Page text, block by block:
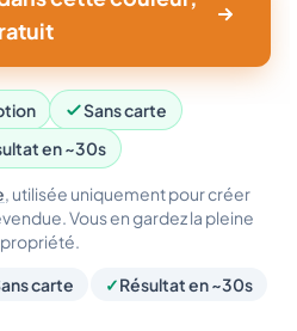
Sans carte
en ~30s
, utilisée uniquement pour créer
Vous en gardez la pleine
propriété.
carte ✓Résultat en ~30s